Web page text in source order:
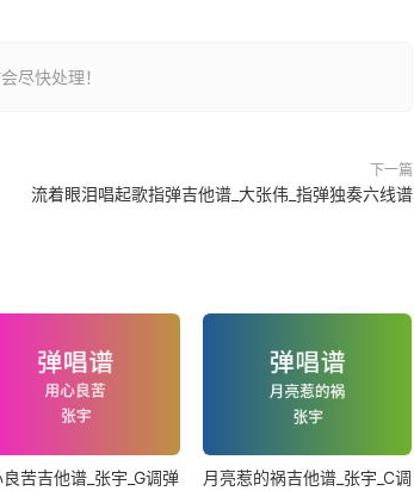
尽快处理！
下一篇
流着眼泪唱起歌指弹吉他谱_大张伟_指弹独奏六线谱
苦吉他谱_张宇_G调弹
月亮惹的祸吉他谱_张宇_C调